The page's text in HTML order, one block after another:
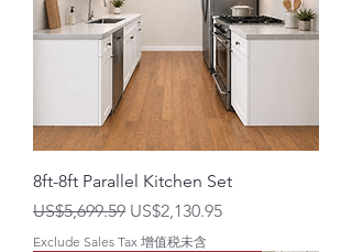
8ft-8ft Parallel Kitchen Set
一般價格
US$5,699.59 促銷價格
US$2,130.95
Exclude Sales Tax 增值税未含